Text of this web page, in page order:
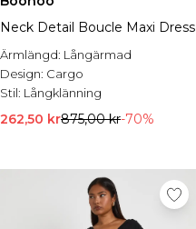
Neck Detail Boucle Maxi Dress
Ärmlängd: Långärmad
Design: Cargo
Stil: Långklänning
262,50 kr875,00 kr-70%